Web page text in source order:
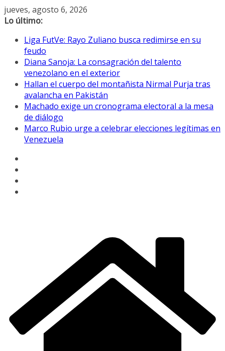
Saltar
al
jueves, agosto 6, 2026
Lo último:
Liga FutVe: Rayo Zuliano busca redimirse en su
feudo
Diana Sanoja: La consagración del talento
venezolano en el exterior
Hallan el cuerpo del montañista Nirmal Purja tras
avalancha en Pakistán
Machado exige un cronograma electoral a la mesa
de diálogo
Marco Rubio urge a celebrar elecciones legítimas en
Venezuela